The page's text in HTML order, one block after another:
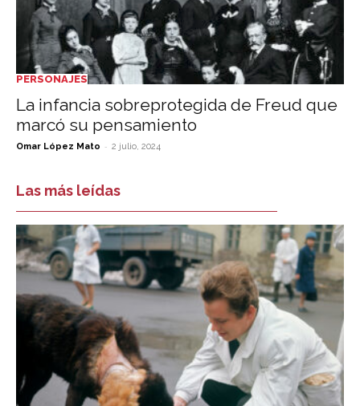
PERSONAJES
La infancia sobreprotegida de Freud que
marcó su pensamiento
Omar López Mato - 2 julio, 2024
Las más leídas